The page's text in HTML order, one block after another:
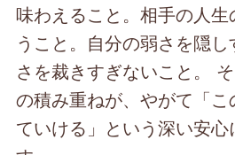
味わえること。相手の人
うこと。自分の弱さを隠
さを裁きすぎないこと。
の積み重ねが、やがて「
ていける」という深い安心